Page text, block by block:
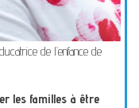
de l’enfance de
les familles à être